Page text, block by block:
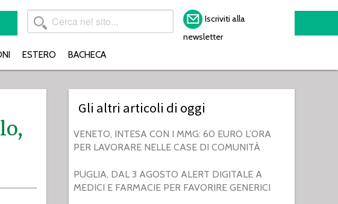
Iscriviti alla
newsletter
ESTERO BACHECA
Gli altri articoli di oggi
VENETO, INTESA CON I MMG: 60 EURO L’ORA
PER LAVORARE NELLE CASE DI COMUNITÀ
PUGLIA, DAL 3 AGOSTO ALERT DIGITALE A
MEDICI E FARMACIE PER FAVORIRE GENERICI